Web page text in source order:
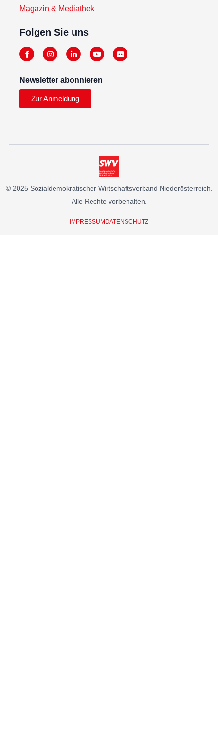
Magazin & Mediathek
Folgen Sie uns
Newsletter abonnieren
Zur Anmeldung
© 2025 Sozialdemokratischer Wirtschaftsverband Niederösterreich.
Alle Rechte vorbehalten.
IMPRESSUMDATENSCHUTZ